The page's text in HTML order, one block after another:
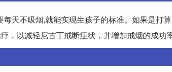
天不吸烟,就能实现生孩子的标准。如果是打
以减轻尼古丁戒断症状，并增加戒烟的成功率